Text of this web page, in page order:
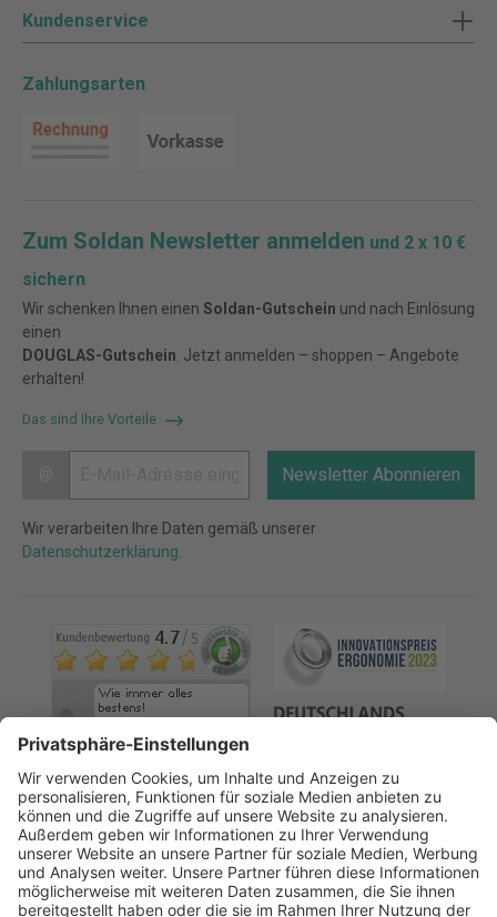
Kundenservice
Zahlungsarten
Zum Soldan Newsletter anmelden und 2 x 10 €
sichern
Wir schenken Ihnen einen Soldan-Gutschein und nach Einlösung
einen
DOUGLAS-Gutschein . Jetzt anmelden – shoppen – Angebote
erhalten!
Das sind Ihre Vorteile
Newsletter Abonnieren
Wir verarbeiten Ihre Daten gemäß unserer
Datenschutzerklärung